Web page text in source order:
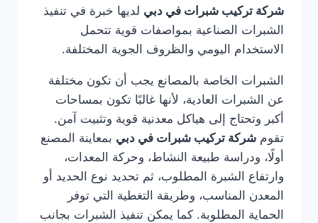
شركة تركيب شبرات في دبي لديها خبرة في تنفيذ
الشبرات الصناعية بمواصفات قوية تتحمل
الاستخدام اليومي والظروف الجوية المختلفة.
الشبرات الخاصة بالمصانع يجب أن تكون مختلفة
عن الشبرات العادية، لأنها غالبًا تكون بمساحات
أكبر وتحتاج إلى هياكل معدنية قوية وتثبيت آمن.
تقوم شركة تركيب شبرات في دبي بمعاينة المصنع
أولًا، ودراسة طبيعة النشاط، وحركة المعدات،
وارتفاع الشبرة المطلوب، ثم تحديد نوع الحديد أو
المعدن المناسب، وطريقة التغطية التي توفر
الحماية المطلوبة. كما يمكن تنفيذ الشبرات بجانب